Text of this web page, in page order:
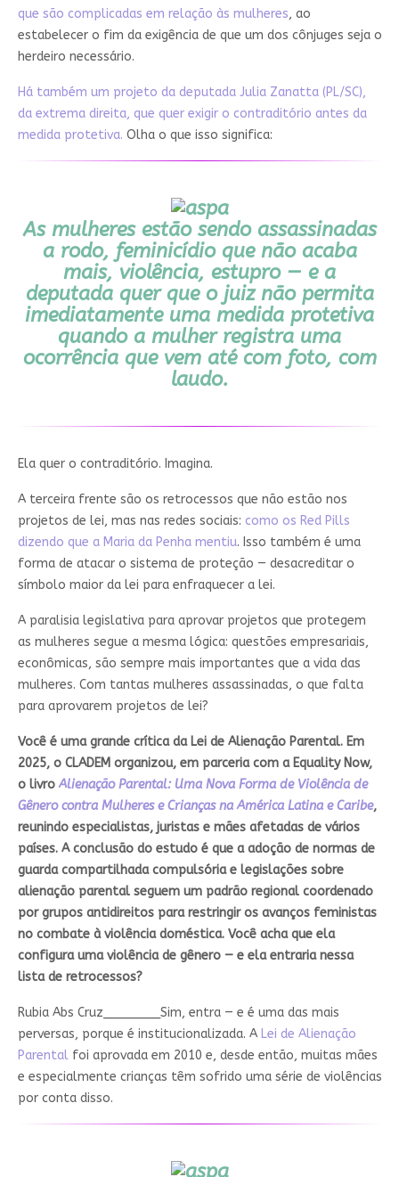
que são complicadas em relação às mulheres, ao
estabelecer o fim da exigência de que um dos cônjuges seja o
herdeiro necessário.
Há também um projeto da deputada Julia Zanatta (PL/SC),
da extrema direita, que quer exigir o contraditório antes da
medida protetiva. Olha o que isso significa:
As mulheres estão sendo assassinadas
a rodo, feminicídio que não acaba
mais, violência, estupro — e a
deputada quer que o juiz não permita
imediatamente uma medida protetiva
quando a mulher registra uma
ocorrência que vem até com foto, com
laudo.
Ela quer o contraditório. Imagina.
A terceira frente são os retrocessos que não estão nos
projetos de lei, mas nas redes sociais: como os Red Pills
dizendo que a Maria da Penha mentiu. Isso também é uma
forma de atacar o sistema de proteção — desacreditar o
símbolo maior da lei para enfraquecer a lei.
A paralisia legislativa para aprovar projetos que protegem
as mulheres segue a mesma lógica: questões empresariais,
econômicas, são sempre mais importantes que a vida das
mulheres. Com tantas mulheres assassinadas, o que falta
para aprovarem projetos de lei?
Você é uma grande crítica da Lei de Alienação Parental. Em
2025, o CLADEM organizou, em parceria com a Equality Now,
o livro Alienação Parental: Uma Nova Forma de Violência de
Gênero contra Mulheres e Crianças na América Latina e Caribe,
reunindo especialistas, juristas e mães afetadas de vários
países. A conclusão do estudo é que a adoção de normas de
guarda compartilhada compulsória e legislações sobre
alienação parental seguem um padrão regional coordenado
por grupos antidireitos para restringir os avanços feministas
no combate à violência doméstica. Você acha que ela
configura uma violência de gênero — e ela entraria nessa
lista de retrocessos?
Rubia Abs Cruz________ Sim, entra — e é uma das mais
perversas, porque é institucionalizada. A Lei de Alienação
Parental foi aprovada em 2010 e, desde então, muitas mães
e especialmente crianças têm sofrido uma série de violências
por conta disso.